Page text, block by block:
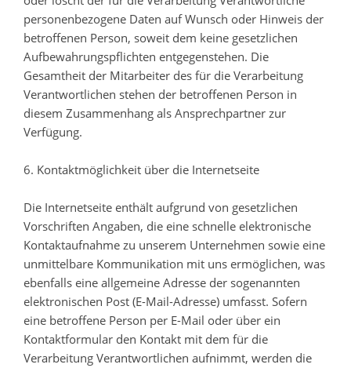
personenbezogene Daten auf Wunsch oder Hinweis der
betroffenen Person, soweit dem keine gesetzlichen
Aufbewahrungspflichten entgegenstehen. Die
Gesamtheit der Mitarbeiter des für die Verarbeitung
Verantwortlichen stehen der betroffenen Person in
diesem Zusammenhang als Ansprechpartner zur
Verfügung.
6. Kontaktmöglichkeit über die Internetseite
Die Internetseite enthält aufgrund von gesetzlichen
Vorschriften Angaben, die eine schnelle elektronische
Kontaktaufnahme zu unserem Unternehmen sowie eine
unmittelbare Kommunikation mit uns ermöglichen, was
ebenfalls eine allgemeine Adresse der sogenannten
elektronischen Post (E-Mail-Adresse) umfasst. Sofern
eine betroffene Person per E-Mail oder über ein
Kontaktformular den Kontakt mit dem für die
Verarbeitung Verantwortlichen aufnimmt, werden die